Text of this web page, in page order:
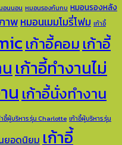
อนนอน หมอนรองก้นกบ หมอนรองหลัง
าพหมอนเมมโมรี่โฟม เก้าอี้
เก้าอี้คอม เก้าอี้
เก้าอี้ทำงานไม่
น เก้าอี้นั่งทำงาน
าอี้ผู้บริหาร รุ่น Charlotte เก้าอี้ผู้บริหาร รุ่น
ยอดนิยม เก้าอี้